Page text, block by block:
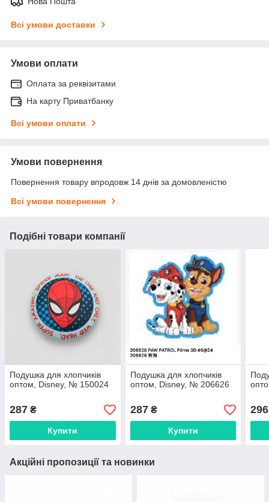
Всі умови доставки
Умови оплати
Оплата за реквізитами
На карту Приватбанку
Всі умови оплати
Умови повернення
Повернення товару впродовж 14 днів за домовленістю
Всі умови повернення
Подібні товари компанії
Подушка для хлопчиків
оптом, Disney, № 150024
287 ₴
Купити
Подушка для хлопчиків
оптом, Disney, № 206626
287₴
Купити
296
Акційні пропозиції та новинки